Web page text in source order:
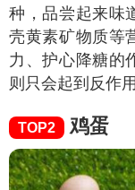
种，品尝起来味
壳黄素矿物质等
力、护心降糖的
则只会起到反作用
TOP2 鸡蛋